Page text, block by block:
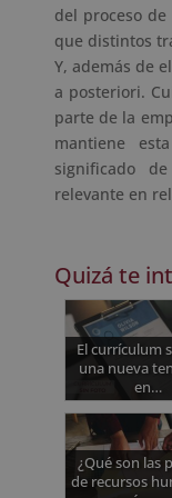
del proceso
que distintos
Y, además de
a posteriori.
parte de la
mantiene
significado
relevante en
Quizá te
El currículum
una nueva
en…
¿Qué son las
de recursos